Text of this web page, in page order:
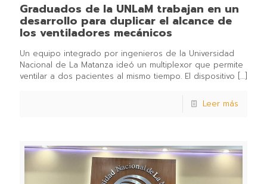
Graduados de la UNLaM trabajan en un
desarrollo para duplicar el alcance de
los ventiladores mecánicos
Un equipo integrado por ingenieros de la Universidad
Nacional de La Matanza ideó un multiplexor que permite
ventilar a dos pacientes al mismo tiempo. El dispositivo […]
Leer más